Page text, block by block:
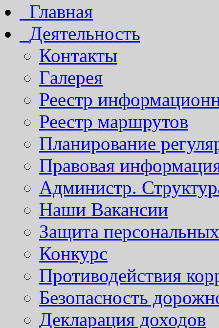
Главная
Деятельность
Контакты
Галерея
Реестр
Реестр маршрутов
Планирование
Правовая
Администр.
Наши Вакансии
Защита
Конкурс
Противодействия
Безопасность
Декларация доходов